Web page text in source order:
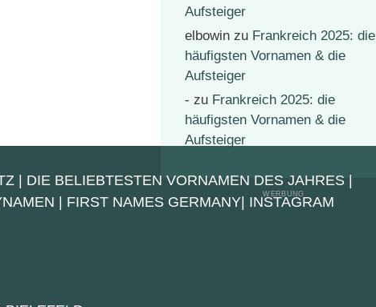
Aufsteiger
elbowin zu Frankreich 2025: die
häufigsten Vornamen & die
Aufsteiger
- zu Frankreich 2025: die
häufigsten Vornamen & die
Aufsteiger
| DIE BELIEBTESTEN VORNAMEN DES JAHRES|
FIRST NAMES GERMANY INSTAGRAM